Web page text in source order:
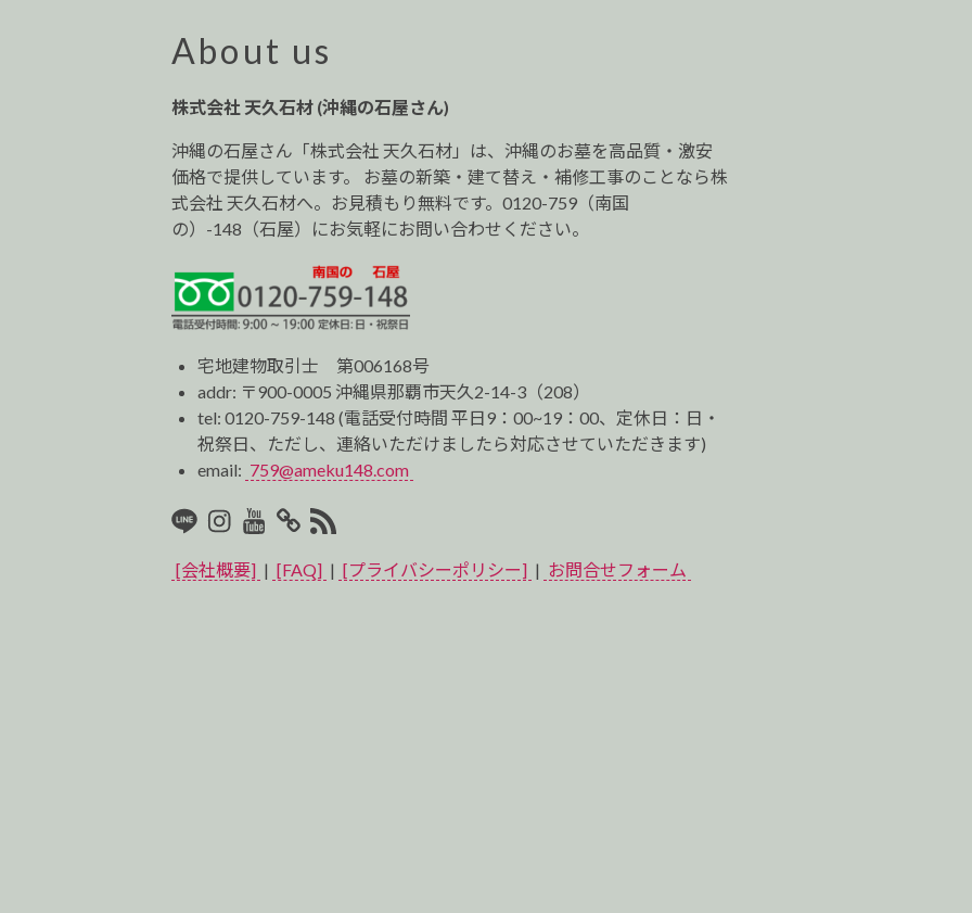
About us
株式会社 天久石材 (沖縄の石屋さん)
沖縄の石屋さん「株式会社 天久石材」は、沖縄のお墓を高品質・激安
価格で提供しています。 お墓の新築・建て替え・補修工事のことなら株
式会社 天久石材へ。お見積もり無料です。0120-759（南国
の）-148（石屋）にお気軽にお問い合わせください。
宅地建物取引士 第006168号
addr: 〒900-0005 沖縄県那覇市天久2-14-3（208）
tel:0120-759-148 (電話受付時間 平日9：00~19：00、定休日：日・
祝祭日、ただし、連絡いただけましたら対応させていただきます)
email: 759@ameku148.com
LINEInstagram
Youtube
マ
イ
RSS2
[会社概要] | [FAQ] | [プライバシーポリシー] | お問合せフォーム